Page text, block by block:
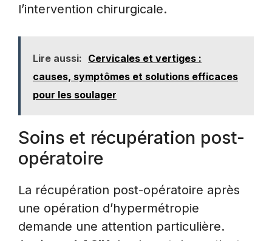
l’intervention chirurgicale.
Lire aussi: Cervicales et vertiges :
causes, symptômes et solutions efficaces
pour les soulager
Soins et récupération post-
opératoire
La récupération post-opératoire après
une opération d’hypermétropie
demande une attention particulière.